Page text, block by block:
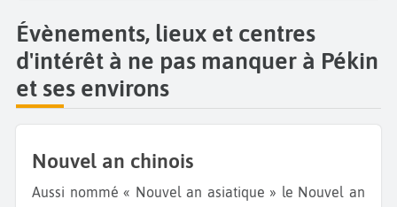
Évènements, lieux et centres
d'intérêt à ne pas manquer à Pékin
et ses environs
Nouvel an chinois
Aussi nommé « Nouvel an asiatique » le Nouvel an